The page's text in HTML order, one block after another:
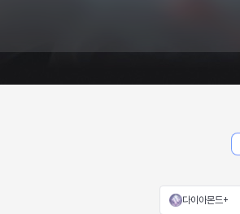
다이아몬드+